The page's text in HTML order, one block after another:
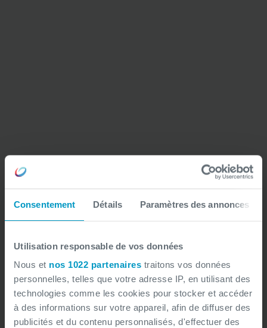
Consentement Détails Paramètres des annonces
Utilisation responsable de vos données
Nous et nos 1022 partenaires traitons vos données
personnelles, telles que votre adresse IP, en utilisant des
technologies comme les cookies pour stocker et accéder
à des informations sur votre appareil, afin de diffuser des
publicités et du contenu personnalisés, d'effectuer des
Stratégie & Gouvernance du
Testing
Concevoir un cadre de test aligné
avec vos objectifs business.